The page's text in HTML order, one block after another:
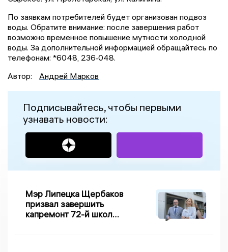
По заявкам потребителей будет организован подвоз
воды. Обратите внимание: после завершения работ
возможно временное повышение мутности холодной
воды. За дополнительной информацией обращайтесь по
телефонам: *6048, 236‑048.
Автор:
Андрей Марков
Подписывайтесь, чтобы первыми
узнавать новости:
Мэр Липецка Щербаков
призвал завершить
капремонт 72-й школы